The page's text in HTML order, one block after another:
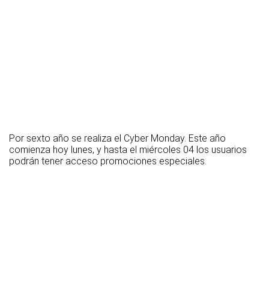
Por sexto año se realiza el Cyber Monday. Este año
comienza hoy lunes, y hasta el miércoles 04 los usuarios
podrán tener acceso promociones especiales.